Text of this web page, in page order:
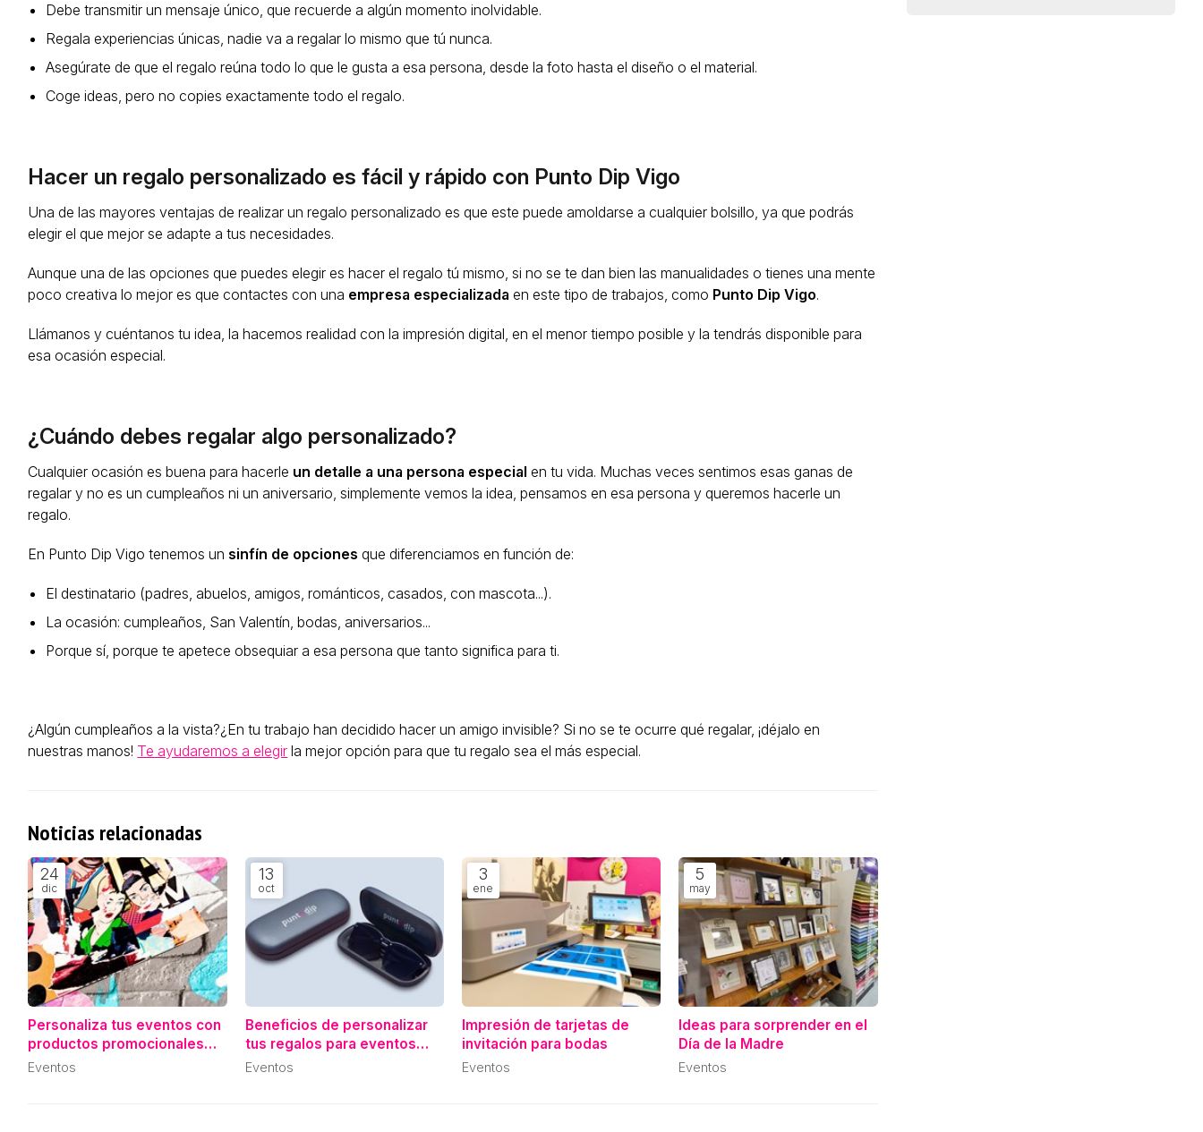
Debe transmitir un mensaje único, que recuerde a algún momento inolvidable.
Regala experiencias únicas, nadie va a regalar lo mismo que tú nunca.
Asegúrate de que el regalo reúna todo lo que le gusta a esa persona, desde la foto hasta el diseño o el material.
Coge ideas, pero no copies exactamente todo el regalo.
Hacer un regalo personalizado es fácil y rápido con Punto Dip Vigo
Una de las mayores ventajas de realizar un regalo personalizado es que este puede amoldarse a cualquier bolsillo, ya que podrás
elegir el que mejor se adapte a tus necesidades.
Aunque una de las opciones que puedes elegir es hacer el regalo tú mismo, si no se te dan bien las manualidades o tienes una mente
poco creativa lo mejor es que contactes con una empresa especializada en este tipo de trabajos, como Punto Dip Vigo.
Llámanos y cuéntanos tu idea, la hacemos realidad con la impresión digital, en el menor tiempo posible y la tendrás disponible para
esa ocasión especial.
¿Cuándo debes regalar algo personalizado?
Cualquier ocasión es buena para hacerle un detalle a una persona especial en tu vida. Muchas veces sentimos esas ganas de
regalar y no es un cumpleaños ni un aniversario, simplemente vemos la idea, pensamos en esa persona y queremos hacerle un
regalo.
En Punto Dip Vigo tenemos un sinfín de opciones que diferenciamos en función de:
El destinatario (padres, abuelos, amigos, románticos, casados, con mascota...).
La ocasión: cumpleaños, San Valentín, bodas, aniversarios...
Porque sí, porque te apetece obsequiar a esa persona que tanto significa para ti.
¿Algún cumpleaños a la vista?¿En tu trabajo han decidido hacer un amigo invisible? Si no se te ocurre qué regalar, ¡déjalo en
nuestras manos! Te ayudaremos a elegir la mejor opción para que tu regalo sea el más especial.
Noticias relacionadas
24
dic
Personaliza tus eventos con
productos promocionales
únicos y creativos
Eventos
13
oct
Beneficios de personalizar
tus regalos para eventos
especiales
Eventos
3
ene
Impresión de tarjetas de
invitación para bodas
Eventos
5
may
Ideas para sorprender en el
Día de la Madre
Eventos